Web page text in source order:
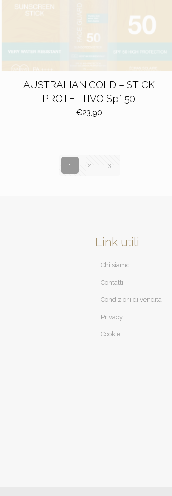
AUSTRALIAN GOLD – STICK
PROTETTIVO Spf 50
€23,90
1 2 3
Link utili
Chi siamo
Contatti
Condizioni di vendita
Privacy
Cookie